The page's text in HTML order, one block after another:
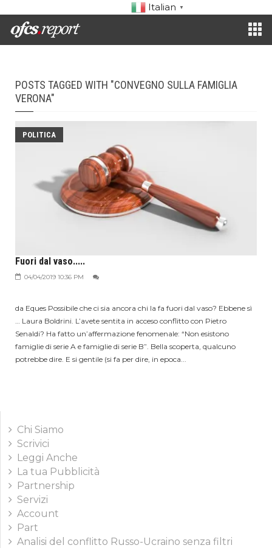
Italian ▼
POSTS TAGGED WITH "CONVEGNO SULLA FAMIGLIA
VERONA"
POLITICA
Fuori dal vaso.....
04/04/2019 10:36 PM
da Eques Possibile che ci sia ancora chi la fa fuori dal vaso? Ebbene sì
… Laura Boldrini. L’avete sentita in acceso conflitto con Pietro
Senaldi? Ha fatto un’affermazione fenomenale: “Non esistono
famiglie di serie A e famiglie di serie B”. Bella scoperta, qualcuno
potrebbe dire. E si gentile (si fa per dire, in epoca...
Chi Siamo
Scrivici
Leggi Anche
La tua Pubblicità
Partnership
Servizi
Account
Part
Analisi del conflitto Russo-Ucraino senza filtri